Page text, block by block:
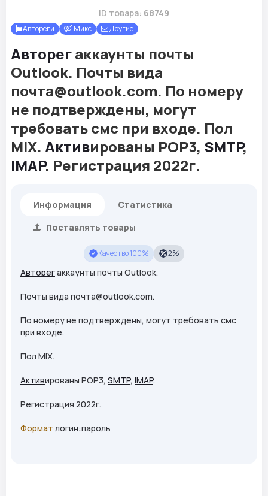
ID товара: 68749
Автореги Микс Другие
Авторегаккаунты почты
Outlook. Почты вида
почта@outlook.com. По номеру
не подтверждены, могут
требовать смс при входе. Пол
MIX. Активированы POP3, SMTP,
IMAP. Регистрация 2022г.
Информация
Статистика
Поставлять товары
Качество 100% 2%
Авторегаккаунты почты Outlook.
Почты вида почта@outlook.com.
По номеру не подтверждены, могут требовать смс
при входе.
Пол MIX.
Активированы POP3, SMTP, IMAP.
Регистрация 2022г.
Формат логин:пароль